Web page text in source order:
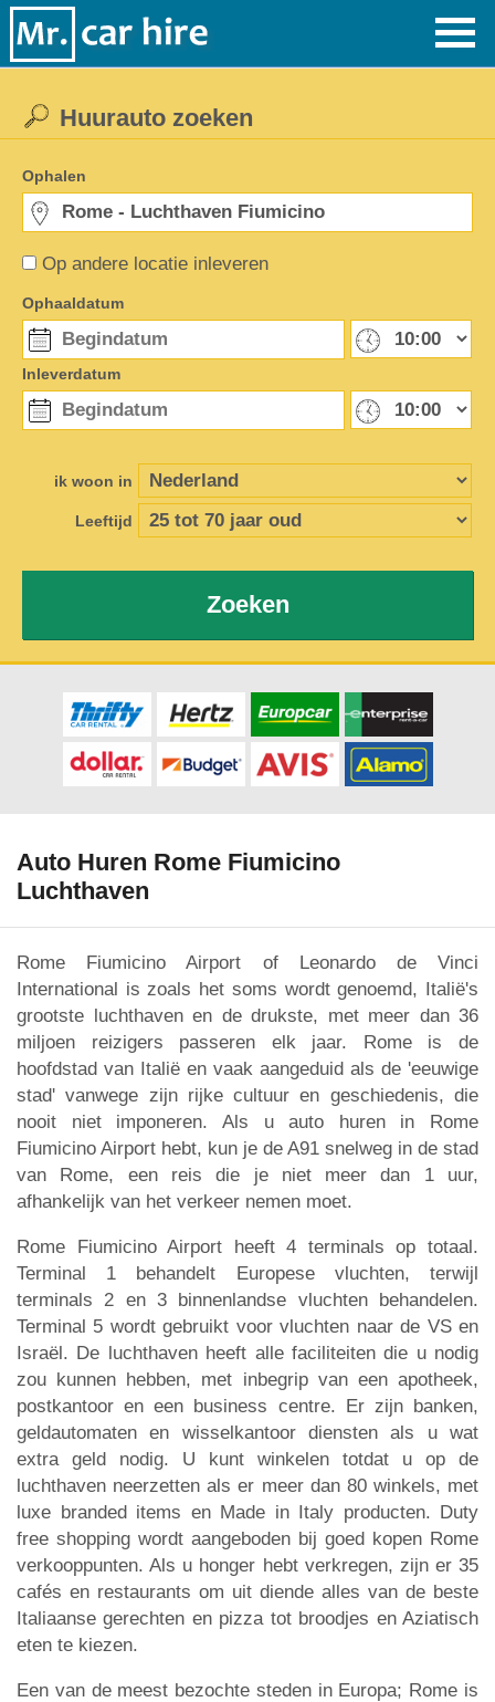
Op andere locatie inleveren
Huurauto zoeken
Ophalen
Ophaaldatum
Inleverdatum
ik woon in
Leeftijd
Zoeken
Auto Huren Rome Fiumicino
Luchthaven
Rome Fiumicino Airport of Leonardo de Vinci
International is zoals het soms wordt genoemd, Italië's
grootste luchthaven en de drukste, met meer dan 36
miljoen reizigers passeren elk jaar. Rome is de
hoofdstad van Italië en vaak aangeduid als de 'eeuwige
stad' vanwege zijn rijke cultuur en geschiedenis, die
nooit niet imponeren. Als u auto huren in Rome
Fiumicino Airport hebt, kun je de A91 snelweg in de stad
van Rome, een reis die je niet meer dan 1 uur,
afhankelijk van het verkeer nemen moet.
Rome Fiumicino Airport heeft 4 terminals op totaal.
Terminal 1 behandelt Europese vluchten, terwijl
terminals 2 en 3 binnenlandse vluchten behandelen.
Terminal 5 wordt gebruikt voor vluchten naar de VS en
Israël. De luchthaven heeft alle faciliteiten die u nodig
zou kunnen hebben, met inbegrip van een apotheek,
postkantoor en een business centre. Er zijn banken,
geldautomaten en wisselkantoor diensten als u wat
extra geld nodig. U kunt winkelen totdat u op de
luchthaven neerzetten als er meer dan 80 winkels, met
luxe branded items en Made in Italy producten. Duty
free shopping wordt aangeboden bij goed kopen Rome
verkooppunten. Als u honger hebt verkregen, zijn er 35
cafés en restaurants om uit diende alles van de beste
Italiaanse gerechten en pizza tot broodjes en Aziatisch
eten te kiezen.
Een van de meest bezochte steden in Europa; Rome is